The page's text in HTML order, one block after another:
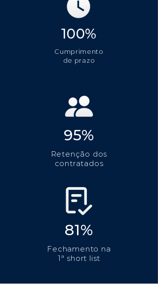
100%
Cumprimento
de prazo
95%
Retenção dos
contratados
81%
Fechamento na
1ª short list